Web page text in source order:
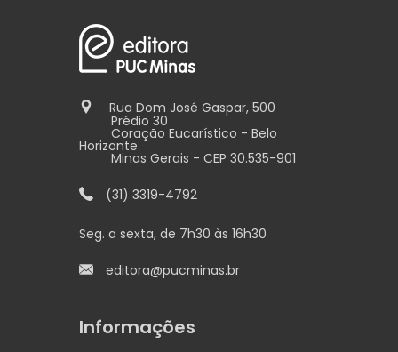
Rua Dom José Gaspar, 500
Prédio 30
Coração Eucarístico - Belo
Horizonte
Minas Gerais - CEP 30.535-901
(31) 3319-4792
Seg. a sexta, de 7h30 às 16h30
editora@pucminas.br
Informações